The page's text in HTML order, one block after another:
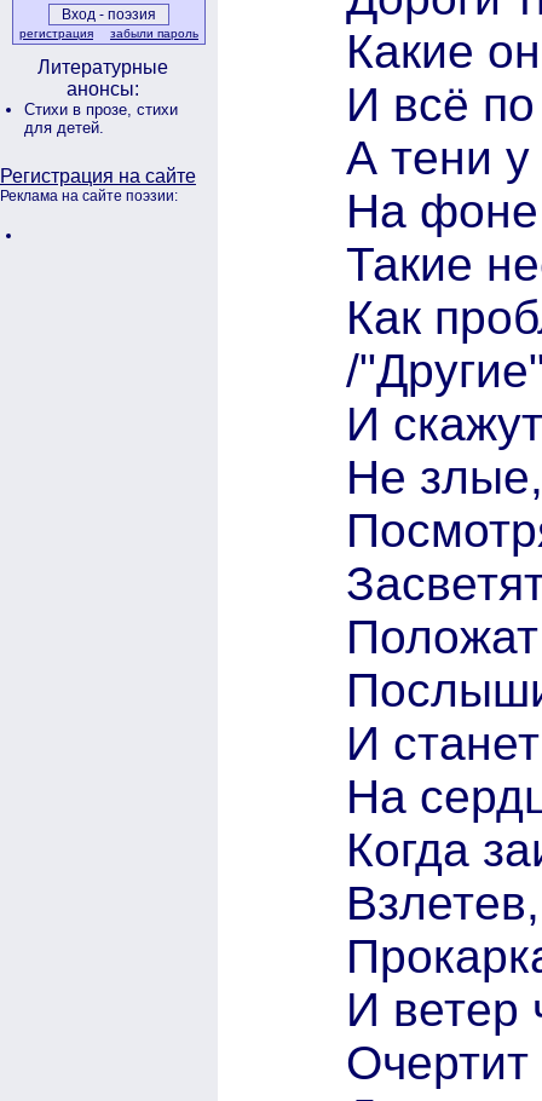
регистрация забыли пароль
Литературные
анонсы:
Стихи в прозе, стихи
для детей.
Регистрация на сайте
Реклама на сайте поэзии:
Какие
И всё
А тени
На фоне
Такие
Как
/
И
Не
И
На
Когда
И ветер